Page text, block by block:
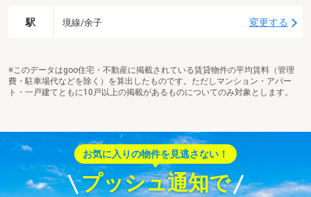
駅 境線/余子 変更する
※このデータはgoo住宅・不動産に掲載されている賃貸物件の平均賃料（管理
費・駐車場代などを除く）を算出したものです。ただしマンション・アパー
ト・一戸建てともに10戸以上の掲載があるものについてのみ対象とします。
お気に入りの物件を見逃さない！
プッシュ通知で